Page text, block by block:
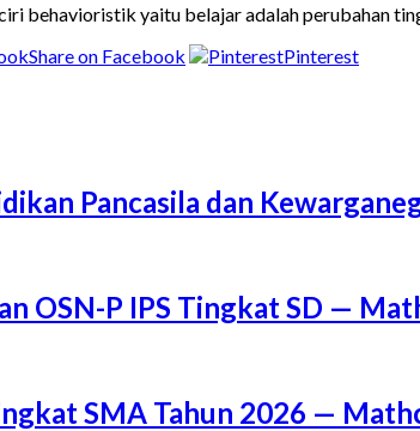
behavioristik yaitu belajar adalah perubahan
Share on Facebook Pinterest
Pancasila dan
OSN-P IPS Tingkat SD —
SMA Tahun 2026 —